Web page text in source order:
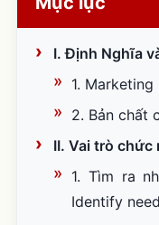
I. Định Nghĩa
1. Marketing
2. Bản chất
II. Vai trò chức
1. Tìm ra
Identify